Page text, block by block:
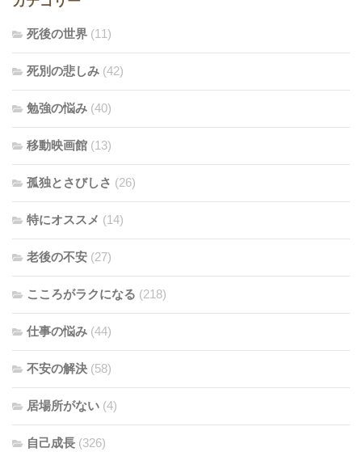
死後の世界 (11)
死別の悲しみ (42)
勉強の悩み (40)
移動映画館 (13)
孤独とさびしさ (26)
特にオススメ (14)
老後の不安 (27)
こころがラクになる (218)
仕事の悩み (44)
不安の解決 (58)
居場所がない (4)
自己成長 (326)